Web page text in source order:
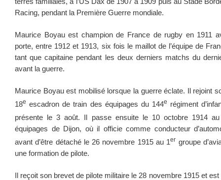
Racing, pendant la Première Guerre mondiale.
Maurice Boyau est champion de France de rugby en 1911
porte, entre 1912 et 1913, six fois le maillot de l’équipe de
tant que capitaine pendant les deux derniers matchs du
avant la guerre.
Maurice Boyau est mobilisé lorsque la guerre éclate. Il rejoint
18e escadron de train des équipages du 144e régiment
présente le 3 août. Il passe ensuite le 10 octobre 1914
équipages de Dijon, où il officie comme conducteur
avant d’être détaché le 26 novembre 1915 au 1er groupe
une formation de pilote.
Il reçoit son brevet de pilote militaire le 28 novembre 1915 et